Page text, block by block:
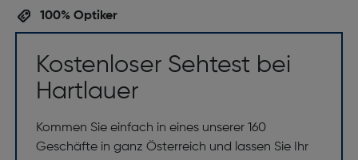
100% Optiker
Kostenloser Sehtest bei
Hartlauer
Kommen Sie einfach in eines unserer 160
Geschäfte in ganz Österreich und lassen Sie Ihr